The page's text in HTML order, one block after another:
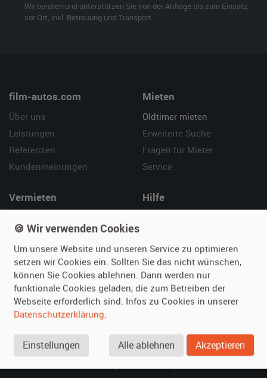
Wir beraten und unterstützen Sie von der Anfrage bis zum Einsatz
vor Ort, inkl. Betreuung und Transport.
film-autos.com
Über uns
Leistungen
Referenzen
Kundenmeinungen
Mieten
Oldtimer mieten
Erweiterte Suche
Fragen für Mieter
Service
Vermieten
Fotos senden
Fragen für Vermieter
Inserat verwalten
Hilfe
Kontakt
SPECIAL
Berühmte Filmautos –
🍪 Wir verwenden Cookies
Um unsere Website und unseren Service zu optimieren
setzen wir Cookies ein. Sollten Sie das nicht wünschen,
können Sie Cookies ablehnen. Dann werden nur
funktionale Cookies geladen, die zum Betreiben der
Webseite erforderlich sind. Infos zu Cookies in unserer
Datenschutzerklärung.
Einstellungen Alle ablehnen Akzeptieren